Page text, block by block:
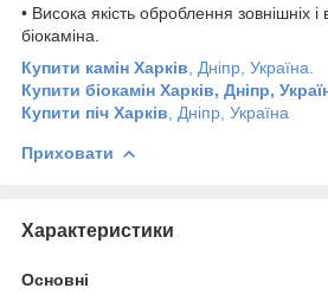
• Висока якість оброблення зовнішніх і
біокаміна.
Купити камін Харків , Дніпр, Україна.
Купити біокамін Харків, Дніпр,
Купити піч Харків , Дніпр, Україна
Приховати
Характеристики
Основні